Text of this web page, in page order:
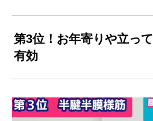
第3位！お年寄りや立っ
有効